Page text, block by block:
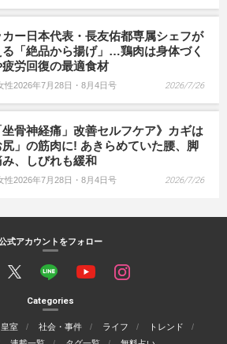
ー日本代表・長友佑都専属シェフが
る「絶品から揚げ」…鶏肉は身体づく
疲労回復の最適食材
性2026年7月28日・8月4日号 2026/7/26
坐骨神経痛」改善セルフケア》カギは
尻」の筋肉に! あきらめていた腰、脚
、しびれも緩和
性2026年7月28日・8月4日号 2026/7/26
式アカウントをフォロー
Categories
皇室 社会・事件 ライフ
トレンド